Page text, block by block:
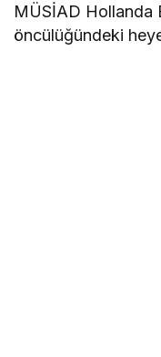
MÜSİAD Hollanda
öncülüğündeki